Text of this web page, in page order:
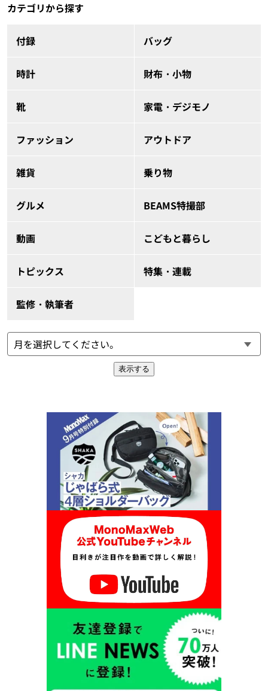
カテゴリから探す
付録 バッグ
時計 財布・小物
靴 家電・デジモノ
ファッション アウトドア
雑貨 乗り物
グルメ BEAMS特撮部
動画 こどもと暮らし
トピックス 特集・連載
監修・執筆者
表示する